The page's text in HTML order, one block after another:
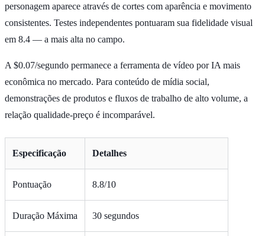
personagem aparece através de cortes com aparência e movimento
consistentes. Testes independentes pontuaram sua fidelidade visual
em 8.4 — a mais alta no campo.
A $0.07/segundo permanece a ferramenta de vídeo por IA mais
econômica no mercado. Para conteúdo de mídia social,
demonstrações de produtos e fluxos de trabalho de alto volume, a
relação qualidade-preço é incomparável.
Especificação Detalhes
Pontuação 8.8/10
Duração Máxima 30 segundos